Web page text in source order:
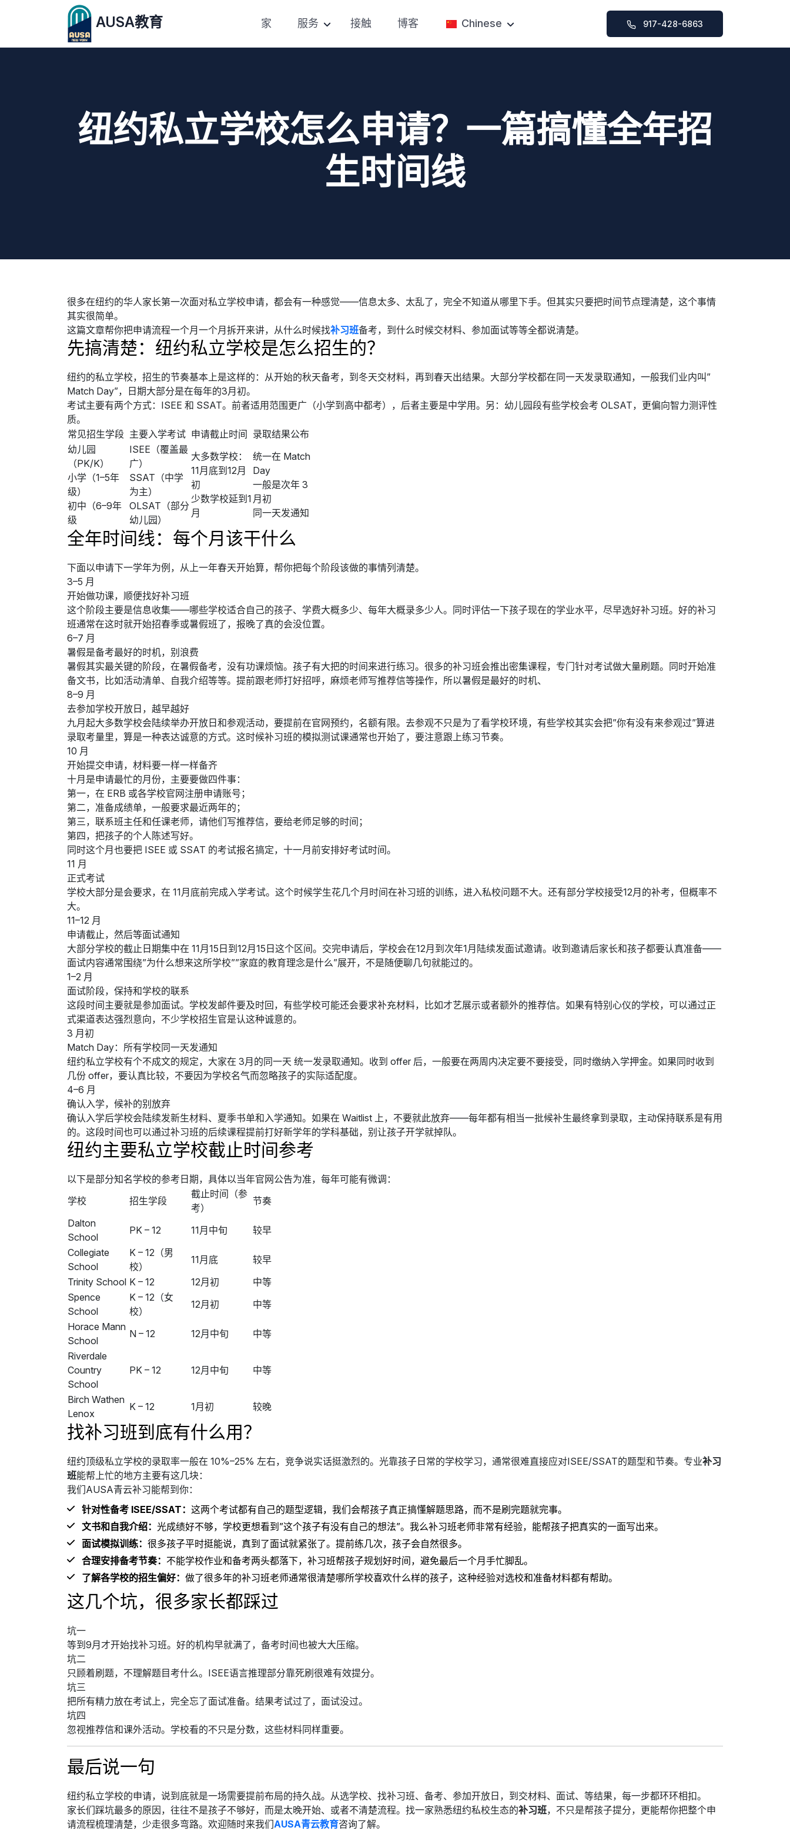
AUSA教育 家 服务
SAT基础课程
大学入学咨询
私人辅导
比赛准备
接触 博客 Chinese 917-428-6863
纽约私立学校怎么申请？一篇搞懂全年招
生时间线
很多在纽约的华人家长第一次面对私立学校申请，都会有一种感觉——信息太多、太乱了，完全不知道从哪里下手。但其实只要把时间节点理清楚，这个事情
其实很简单。
这篇文章帮你把申请流程一个月一个月拆开来讲，从什么时候找补习班备考，到什么时候交材料、参加面试等等全都说清楚。
先搞清楚：纽约私立学校是怎么招生的？
纽约的私立学校，招生的节奏基本上是这样的：从开始的秋天备考，到冬天交材料，再到春天出结果。大部分学校都在同一天发录取通知，一般我们业内叫”
Match Day”，日期大部分是在每年的3月初。
考试主要有两个方式：ISEE 和 SSAT。前者适用范围更广（小学到高中都考），后者主要是中学用。另：幼儿园段有些学校会考 OLSAT，更偏向智力测评性
质。
常见招生学段 主要入学考试 申请截止时间 录取结果公布
幼儿园
（PK/K）
小学（1–5年
级）
初中（6–9年
级
ISEE（覆盖最
广）
SSAT（中学
为主）
OLSAT（部分
幼儿园）
大多数学校：
11月底到12月
初
少数学校延到1
月
统一在 Match
Day
一般是次年 3
月初
同一天发通知
全年时间线：每个月该干什么
下面以申请下一学年为例，从上一年春天开始算，帮你把每个阶段该做的事情列清楚。
3–5 月
开始做功课，顺便找好补习班
这个阶段主要是信息收集——哪些学校适合自己的孩子、学费大概多少、每年大概录多少人。同时评估一下孩子现在的学业水平，尽早选好补习班。好的补习
班通常在这时就开始招春季或暑假班了，报晚了真的会没位置。
6–7 月
暑假是备考最好的时机，别浪费
暑假其实最关键的阶段，在暑假备考，没有功课烦恼。孩子有大把的时间来进行练习。很多的补习班会推出密集课程，专门针对考试做大量刷题。同时开始准
备文书，比如活动清单、自我介绍等等。提前跟老师打好招呼，麻烦老师写推荐信等操作，所以暑假是最好的时机、
8–9 月
去参加学校开放日，越早越好
九月起大多数学校会陆续举办开放日和参观活动，要提前在官网预约，名额有限。去参观不只是为了看学校环境，有些学校其实会把”你有没有来参观过”算进
录取考量里，算是一种表达诚意的方式。这时候补习班的模拟测试课通常也开始了，要注意跟上练习节奏。
10 月
开始提交申请，材料要一样一样备齐
十月是申请最忙的月份，主要要做四件事：
第一，在 ERB 或各学校官网注册申请账号；
第二，准备成绩单，一般要求最近两年的；
第三，联系班主任和任课老师，请他们写推荐信，要给老师足够的时间；
第四，把孩子的个人陈述写好。
同时这个月也要把 ISEE 或 SSAT 的考试报名搞定，十一月前安排好考试时间。
11 月
正式考试
学校大部分是会要求，在 11月底前完成入学考试。这个时候学生花几个月时间在补习班的训练，进入私校问题不大。还有部分学校接受12月的补考，但概率不
大。
11–12 月
申请截止，然后等面试通知
大部分学校的截止日期集中在 11月15日到12月15日这个区间。交完申请后，学校会在12月到次年1月陆续发面试邀请。收到邀请后家长和孩子都要认真准备——
面试内容通常围绕”为什么想来这所学校””家庭的教育理念是什么”展开，不是随便聊几句就能过的。
1–2 月
面试阶段，保持和学校的联系
这段时间主要就是参加面试。学校发邮件要及时回，有些学校可能还会要求补充材料，比如才艺展示或者额外的推荐信。如果有特别心仪的学校，可以通过正
式渠道表达强烈意向，不少学校招生官是认这种诚意的。
3 月初
Match Day：所有学校同一天发通知
纽约私立学校有个不成文的规定，大家在 3月的同一天 统一发录取通知。收到 offer 后，一般要在两周内决定要不要接受，同时缴纳入学押金。如果同时收到
几份 offer，要认真比较，不要因为学校名气而忽略孩子的实际适配度。
4–6 月
确认入学，候补的别放弃
确认入学后学校会陆续发新生材料、夏季书单和入学通知。如果在 Waitlist 上，不要就此放弃——每年都有相当一批候补生最终拿到录取，主动保持联系是有用
的。这段时间也可以通过补习班的后续课程提前打好新学年的学科基础，别让孩子开学就掉队。
纽约主要私立学校截止时间参考
以下是部分知名学校的参考日期，具体以当年官网公告为准，每年可能有微调：
学校
招生学段
截止时间（参
考）
节奏
Dalton
School
PK – 12 11月中旬
较早
Collegiate
School
K – 12（男
校）
11月底
较早
Trinity School K – 12 12月初
中等
Spence
School
K – 12（女
校）
12月初
中等
Horace Mann
School
N – 12 12月中旬
中等
Riverdale
Country
School
PK – 12 12月中旬 中等
Birch Wathen
Lenox
K – 12 1月初 较晚
找补习班到底有什么用？
纽约顶级私立学校的录取率一般在 10%–25% 左右，竞争说实话挺激烈的。光靠孩子日常的学校学习，通常很难直接应对ISEE/SSAT的题型和节奏。专业补习
班能帮上忙的地方主要有这几块：
我们AUSA青云补习能帮到你：
针对性备考 ISEE/SSAT： 这两个考试都有自己的题型逻辑，我们会帮孩子真正搞懂解题思路，而不是刷完题就完事。
文书和自我介绍： 光成绩好不够，学校更想看到”这个孩子有没有自己的想法”。我么补习班老师非常有经验，能帮孩子把真实的一面写出来。
面试模拟训练： 很多孩子平时挺能说，真到了面试就紧张了。提前练几次，孩子会自然很多。
合理安排备考节奏： 不能学校作业和备考两头都落下，补习班帮孩子规划好时间，避免最后一个月手忙脚乱。
了解各学校的招生偏好： 做了很多年的补习班老师通常很清楚哪所学校喜欢什么样的孩子，这种经验对选校和准备材料都有帮助。
这几个坑，很多家长都踩过
坑一
等到9月才开始找补习班。好的机构早就满了，备考时间也被大大压缩。
坑二
只顾着刷题，不理解题目考什么。ISEE语言推理部分靠死刷很难有效提分。
坑三
把所有精力放在考试上，完全忘了面试准备。结果考试过了，面试没过。
坑四
忽视推荐信和课外活动。学校看的不只是分数，这些材料同样重要。
最后说一句
纽约私立学校的申请，说到底就是一场需要提前布局的持久战。从选学校、找补习班、备考、参加开放日，到交材料、面试、等结果，每一步都环环相扣。
家长们踩坑最多的原因，往往不是孩子不够好，而是太晚开始、或者不清楚流程。找一家熟悉纽约私校生态的补习班，不只是帮孩子提分，更能帮你把整个申
请流程梳理清楚，少走很多弯路。欢迎随时来我们AUSA青云教育咨询了解。